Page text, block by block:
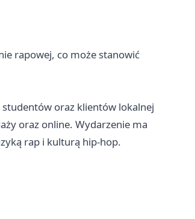
rapowej, co może stanowić
oraz klientów lokalnej
oraz online. Wydarzenie ma
rap i kulturą hip-hop.